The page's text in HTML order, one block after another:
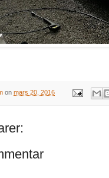
on mars 20, 2016